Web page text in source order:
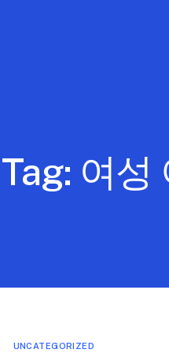
Tag: 여성
UNCATEGORIZED